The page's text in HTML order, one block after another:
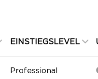
EINSTIEGSLEVEL
Professional